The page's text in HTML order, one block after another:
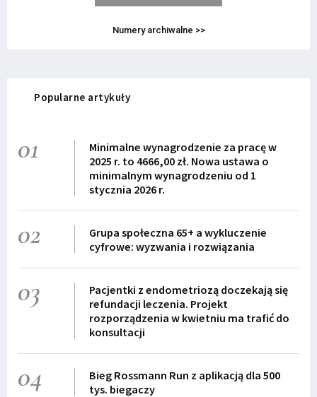
Numery archiwalne >>
Popularne artykuły
01
Minimalne wynagrodzenie za pracę w
2025 r. to 4666,00 zł. Nowa ustawa o
minimalnym wynagrodzeniu od 1
stycznia 2026 r.
02
Grupa społeczna 65+ a wykluczenie
cyfrowe: wyzwania i rozwiązania
03
Pacjentki z endometriozą doczekają się
refundacji leczenia. Projekt
rozporządzenia w kwietniu ma trafić do
konsultacji
04
Bieg Rossmann Run z aplikacją dla 500
tys. biegaczy